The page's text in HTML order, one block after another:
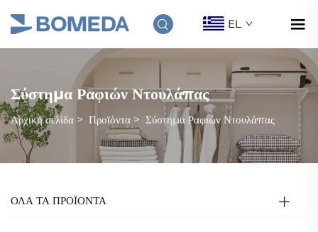
EL
Σύστημα Ραφιών Ντουλάπας
Αρχική σελίδα > Προϊόντα > Σύστημα Ραφιών Ντουλάπας
ΟΛΑ ΤΑ ΠΡΟΪΟΝΤΑ